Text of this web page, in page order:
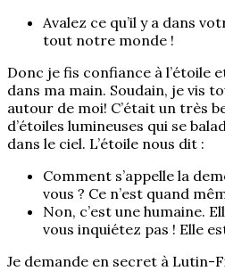
Avalez ce qu’il y a dans
tout notre monde !
Donc je fis confiance à l’étoile
dans ma main. Soudain, je vis
autour de moi! C’était un très
d’étoiles lumineuses qui se
dans le ciel. L’étoile nous dit :
Comment s’appelle la
vous ? Ce n’est quand
Non, c’est une humaine.
vous inquiétez pas ! Elle
Je demande en secret à Lutin-